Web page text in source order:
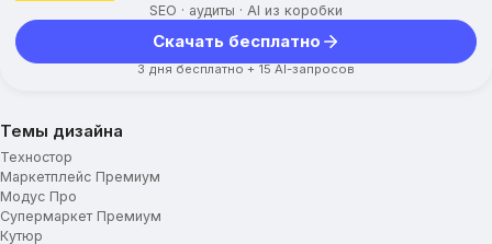
SEO · аудиты · AI из коробки
Скачать бесплатно
3 дня бесплатно + 15 AI-запросов
Темы дизайна
Техностор
Маркетплейс Премиум
Модус Про
Супермаркет Премиум
Кутюр